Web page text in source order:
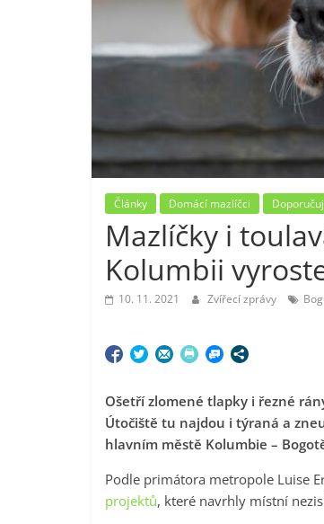
Články Domácí mazlíčci
Mazlíčky i
Kolumbii
10. 11. 2021 Zvířecí zprávy
Ošetří zlomené tlapky i řezné
Útočiště tu najdou i týraná a
hlavním městě Kolumbie –
Podle primátora metropole Luise
projektů, které navrhly místní